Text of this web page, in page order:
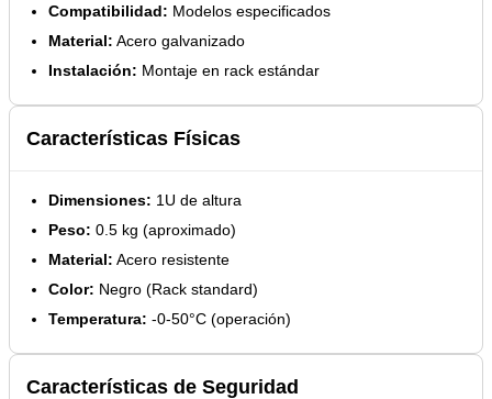
Compatibilidad: Modelos especificados
Material: Acero galvanizado
Instalación: Montaje en rack estándar
Características Físicas
Dimensiones: 1U de altura
Peso: 0.5 kg (aproximado)
Material: Acero resistente
Color: Negro (Rack standard)
Temperatura: -0-50°C (operación)
Características de Seguridad